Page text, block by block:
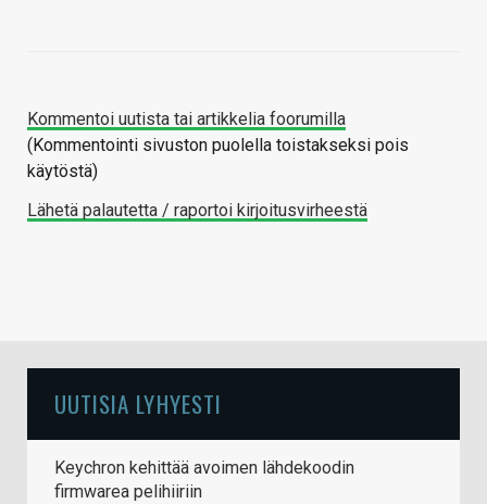
Kommentoi uutista tai artikkelia foorumilla
(Kommentointi sivuston puolella toistakseksi pois
käytöstä)
Lähetä palautetta / raportoi kirjoitusvirheestä
UUTISIA LYHYESTI
Keychron kehittää avoimen lähdekoodin
firmwarea pelihiiriin